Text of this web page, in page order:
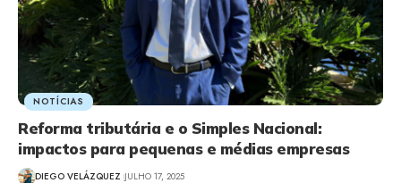
NOTÍCIAS
Reforma tributária e o Simples Nacional:
impactos para pequenas e médias empresas
DIEGO VELÁZQUEZ JULHO 17, 2025